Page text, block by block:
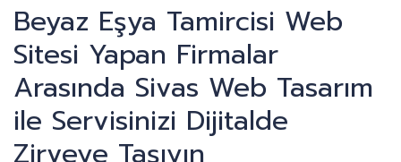
Beyaz Eşya Tamircisi Web
Sitesi Yapan Firmalar
Arasında Sivas Web Tasarım
ile Servisinizi Dijitalde